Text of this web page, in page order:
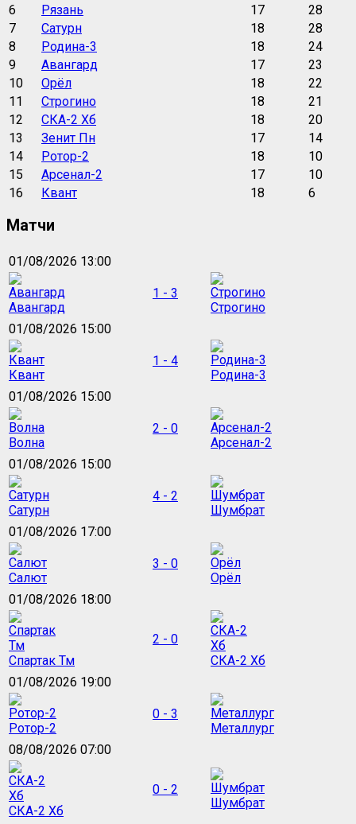
6
Рязань 17
28
7
Сатурн 18
28
8
Родина-3 18
24
9
Авангард 17
23
10
Орёл 18
22
11
Строгино 18
21
12
СКА-2 Хб 18
20
13
Зенит Пн 17
14
14
Ротор-2 18
10
15
Арсенал-2 17
10
16
Квант 18 6
Матчи
01/08/2026 13:00
Авангард
1 - 3
Строгино
01/08/2026 15:00
Квант
1 - 4
Родина-3
01/08/2026 15:00
Волна
2 - 0
Арсенал-2
01/08/2026 15:00
Сатурн
4 - 2
Шумбрат
01/08/2026 17:00
Салют
3 - 0
Орёл
01/08/2026 18:00
Спартак Тм
2 - 0
СКА-2 Хб
01/08/2026 19:00
Ротор-2
0 - 3
Металлург
08/08/2026 07:00
СКА-2 Хб
0 - 2
Шумбрат